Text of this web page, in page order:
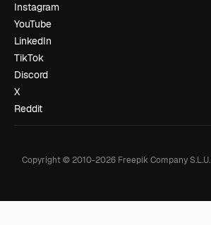
Instagram
YouTube
LinkedIn
TikTok
Discord
X
Reddit
Copyright © 2010-2026 Freepik Company S.L.U.